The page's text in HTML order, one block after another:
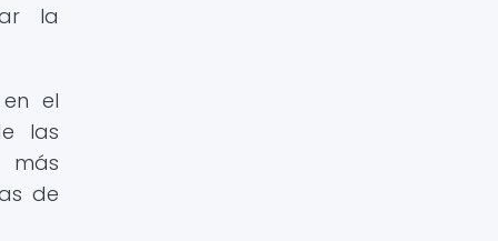
la
el
las
más
de